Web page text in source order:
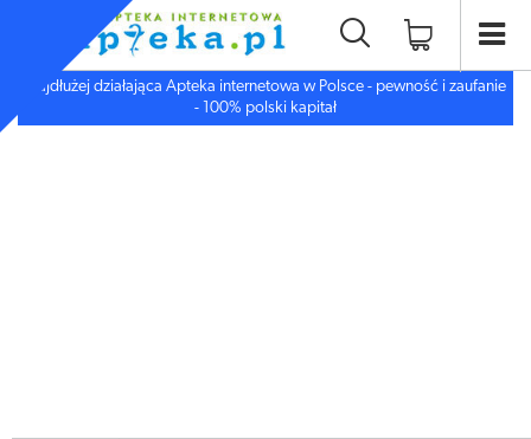
Najdłużej działająca Apteka internetowa w Polsce - pewność i zaufanie
- 100% polski kapitał